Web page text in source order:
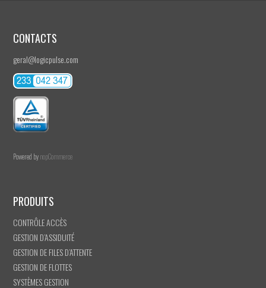
CONTACTS
geral@logicpulse.com
Powered bynopCommerce
PRODUITS
CONTRÔLE ACCÈS
GESTION D’ASSIDUITÉ
GESTION DE FILES D’ATTENTE
GESTION DE FLOTTES
SYSTÈMES GESTION